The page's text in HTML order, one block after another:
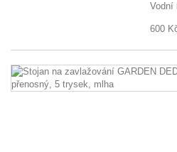
Vodní
600